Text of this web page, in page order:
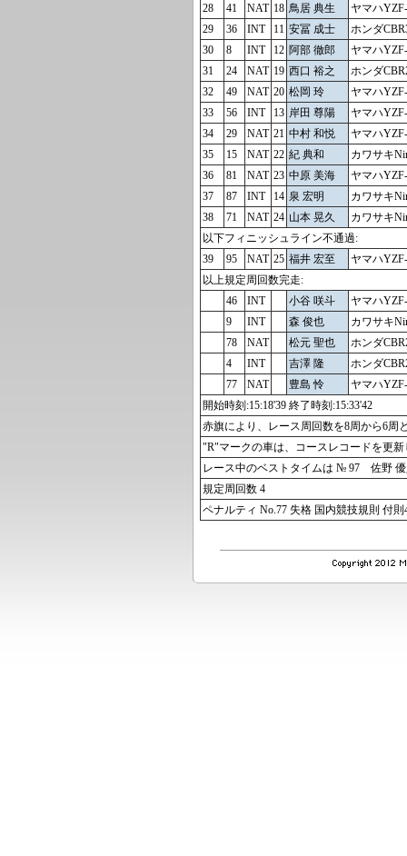
28
41 NAT 18 鳥居 典生
ヤマハ
29
36 INT 11 安冨 成士
ホンダ
30
8 INT 12 阿部 徹郎
ヤマハ
31
24 NAT 19 西口 裕之
ホンダ
32
49 NAT 20 松岡 玲
ヤマハ
33
56 INT 13 岸田 尊陽
ヤマハ
34
29 NAT 21 中村 和悦
ヤマハ
35
15 NAT 22 紀 典和
カワサキ
36
81 NAT 23 中原 美海
ヤマハ
37
87 INT 14 泉 宏明
カワサキ
38
71 NAT 24 山本 晃久
カワサキ
以下フィニッシュライン不通過:
39
95 NAT 25 福井 宏至
ヤマハ
以上規定周回数完走:
46
INT 小谷 咲斗
ヤマハ
9
INT 森 俊也
カワサキ
78
NAT 松元 聖也
ホンダ
4
INT 吉澤 隆
ホンダ
77
NAT 豊島 怜
ヤマハ
開始時刻:15:18'39 終了時刻:15:33'42
赤旗により、レース周回数を8周から6周
"R"マークの車は、コースレコードを更
レース中のベストタイムは № 97 佐野
規定周回数 4
ペナルティ No.77 失格 国内競技規則 付